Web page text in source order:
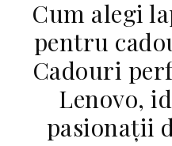
Cum alegi
pentru
Cadouri
Lenovo,
pasionații